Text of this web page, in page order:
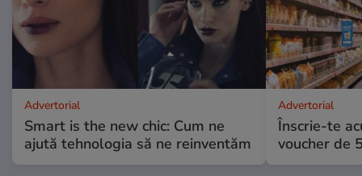
Advertorial
Smart is the new chic: Cum ne
ajută tehnologia să ne reinventăm
Advertorial
Înscrie-te
voucher de